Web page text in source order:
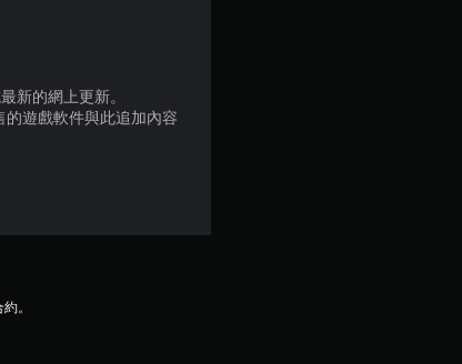
新的網上更新。
遊戲軟件與此追加內容
。